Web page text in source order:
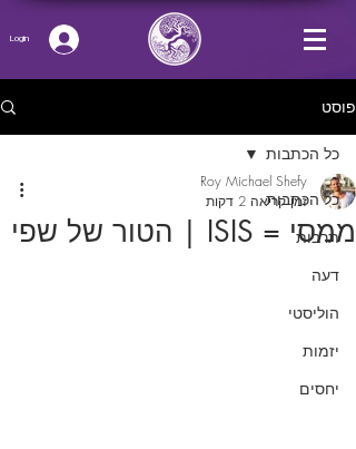
Login
פוסט
כל הכתבות
תרבות
דעה
הוליסטי
יזמות
יחסים
כל הכתבות
ממסי = ISIS | הטור של שפי
Roy Michael Shefy
זמן קריאה 2 דקות